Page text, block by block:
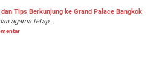
dan Tips Berkunjung ke Grand Palace Bangkok
agama tetap...